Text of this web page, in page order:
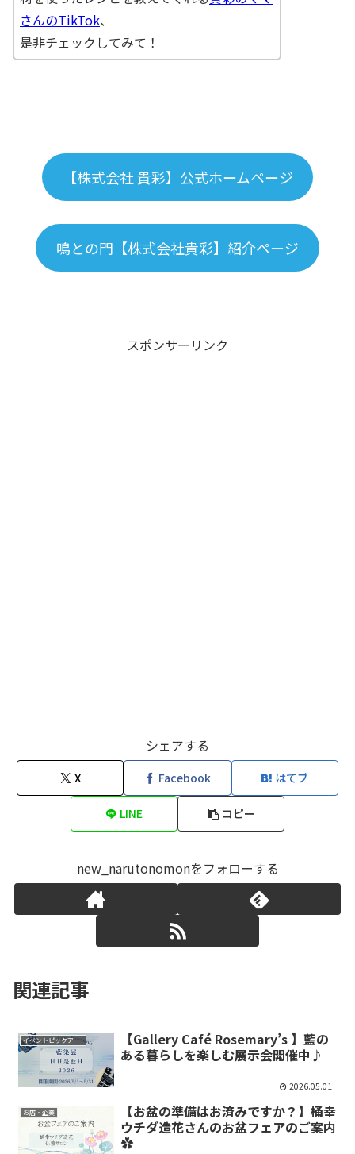
さんのTikTok、
是非チェックしてみて！
【株式会社 貴彩】公式ホームページ
鳴との門【株式会社貴彩】紹介ページ
スポンサーリンク
シェアする
X Facebook はてブ
LINE コピー
new_narutonomonをフォローする
関連記事
イベントピックアップ
【Gallery Café Rosemary’s 】藍の
ある暮らしを楽しむ展示会開催中♪
2026.05.01
お店・企業
【お盆の準備はお済みですか？】桶幸
ウチダ造花さんのお盆フェアのご案内
✿